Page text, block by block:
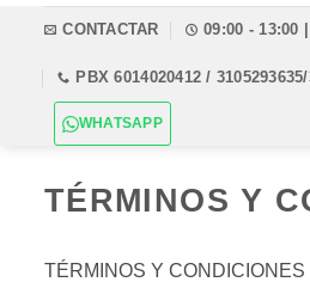
CONTACTAR 09:00 - 13:00
PBX 6014020412 /
WHATSAPP
TÉRMINOS Y
TÉRMINOS Y CONDICIONES